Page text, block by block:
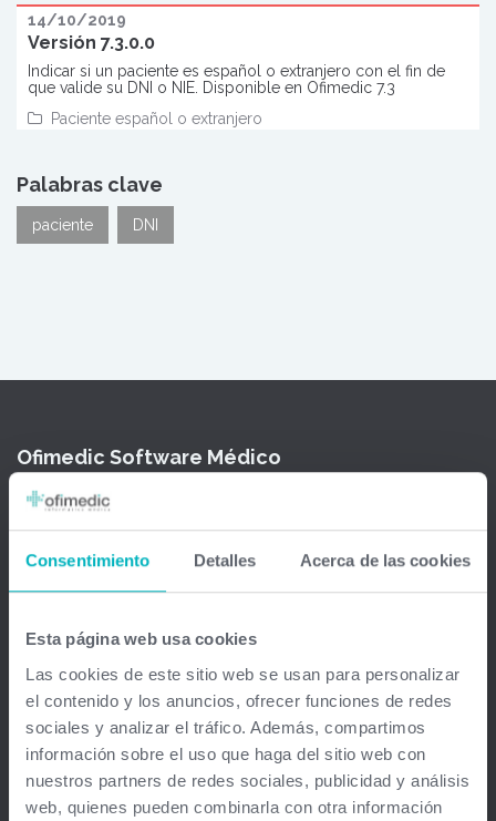
Consentimiento Detalles Acerca de las cookies
Esta página web usa cookies
Las cookies de este sitio web se usan para personalizar
el contenido y los anuncios, ofrecer funciones de redes
sociales y analizar el tráfico. Además, compartimos
información sobre el uso que haga del sitio web con
nuestros partners de redes sociales, publicidad y análisis
web, quienes pueden combinarla con otra información
14/10/2019
Versión 7.3.0.0
Indicar si un paciente es español o extranjero con el fin de
que valide su DNI o NIE. Disponible en Ofimedic 7.3
Paciente español o extranjero
Palabras clave
paciente DNI
Ofimedic Software Médico
Barcelona - Madrid - Sevilla - Guipuzkoa - Vizcaya - Valencia -
info@ofimedic.com
Empresa
Aviso legal